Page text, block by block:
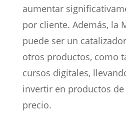
aumentar
por cliente. Además, la
puede ser un
otros productos, como
cursos digitales,
invertir en productos
precio.